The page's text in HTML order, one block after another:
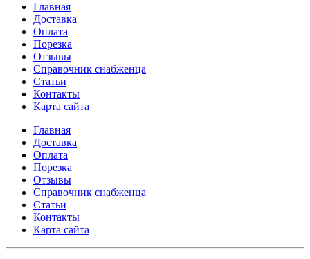
Главная
Доставка
Оплата
Порезка
Отзывы
Справочник снабженца
Статьи
Контакты
Карта сайта
Главная
Доставка
Оплата
Порезка
Отзывы
Справочник снабженца
Статьи
Контакты
Карта сайта